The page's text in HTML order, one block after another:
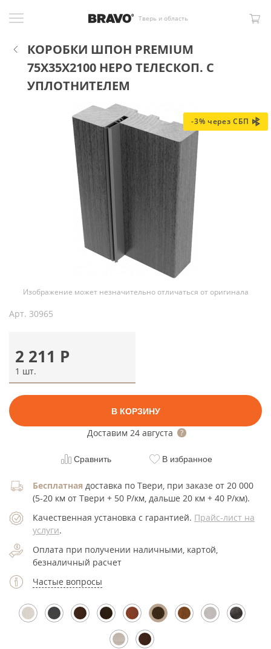
Тверь и область
КОРОБКИ ШПОН PREMIUM
75X35X2100 НЕРО ТЕЛЕСКОП. С
УПЛОТНИТЕЛЕМ
-3% через СБП
Изображение может незначительно отличаться от оригинала
Арт. 30965
2 211 Р
1 шт.
В КОРЗИНУ
Доставим 24 августа
Сравнить В избранное
Бесплатная доставка по Твери, при заказе от 20 000
(5-20 км от Твери + 50 Р/км, дальше 20 км + 40 Р/км).
Качественная установка с гарантией. Прайс-лист на
услуги.
Оплата при получении наличными, картой,
безналичный расчет
Частые вопросы